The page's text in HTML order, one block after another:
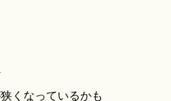
くなっているかも